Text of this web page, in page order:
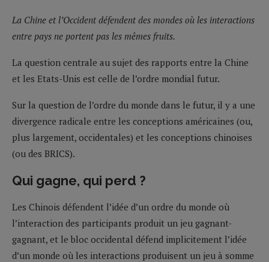
La Chine et l’Occident défendent des mondes où les interactions
entre pays ne portent pas les mêmes fruits.
La question centrale au sujet des rapports entre la Chine
et les Etats-Unis est celle de l’ordre mondial futur.
Sur la question de l’ordre du monde dans le futur, il y a une
divergence radicale entre les conceptions américaines (ou,
plus largement, occidentales) et les conceptions chinoises
(ou des BRICS).
Qui gagne, qui perd ?
Les Chinois défendent l’idée d’un ordre du monde où
l’interaction des participants produit un jeu gagnant-
gagnant, et le bloc occidental défend implicitement l’idée
d’un monde où les interactions produisent un jeu à somme